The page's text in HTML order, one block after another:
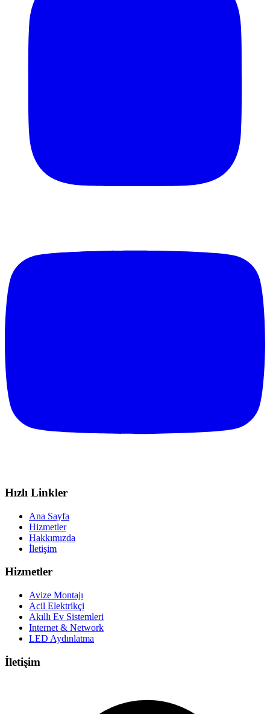
Hızlı Linkler
Ana Sayfa
Hizmetler
Hakkımızda
İletişim
Hizmetler
Avize Montajı
Acil Elektrikçi
Akıllı Ev Sistemleri
Internet & Network
LED Aydınlatma
İletişim